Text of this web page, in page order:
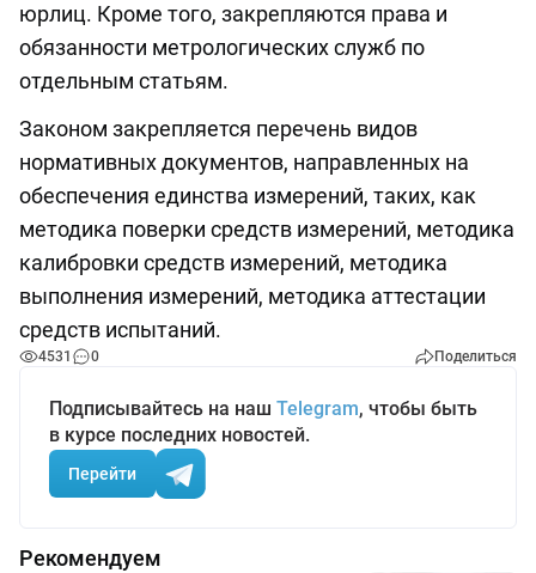
юрлиц. Кроме того, закрепляются права и
обязанности метрологических служб по
отдельным статьям.
Законом закрепляется перечень видов
нормативных документов, направленных на
обеспечения единства измерений, таких, как
методика поверки средств измерений, методика
калибровки средств измерений, методика
выполнения измерений, методика аттестации
средств испытаний.
4531 0 Поделиться
Подписывайтесь на наш Telegram, чтобы быть
в курсе последних новостей.
Перейти
Рекомендуем